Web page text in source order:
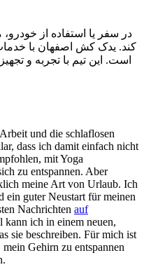
در سفر یا استفاده از
کند. یدک کش اصفهان با
است. این تیم با تجربه و
und die schlaflosen
dass ich damit einfach nicht
mit Yoga
zu entspannen. Aber
meine Art von Urlaub. Ich
ein guter Neustart für meinen
Nachrichten auf
kann ich in einem neuen,
sie beschreiben. Für mich ist
Gehirn zu entspannen